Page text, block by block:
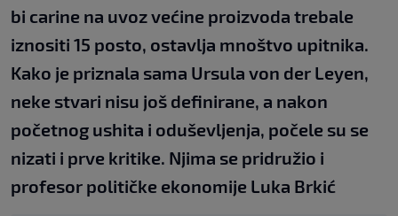
bi carine na uvoz većine proizvoda trebale
iznositi 15 posto, ostavlja mnoštvo upitnika.
Kako je priznala sama Ursula von der Leyen,
neke stvari nisu još definirane, a nakon
početnog ushita i oduševljenja, počele su se
nizati i prve kritike. Njima se pridružio i
profesor političke ekonomije Luka Brkić